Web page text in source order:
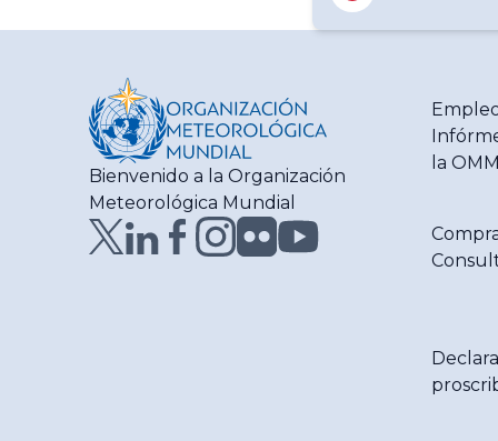
Bienvenido a la Organización
Meteorológica Mundial
la